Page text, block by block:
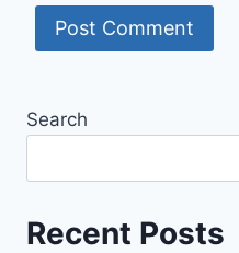
Search
Recent Posts